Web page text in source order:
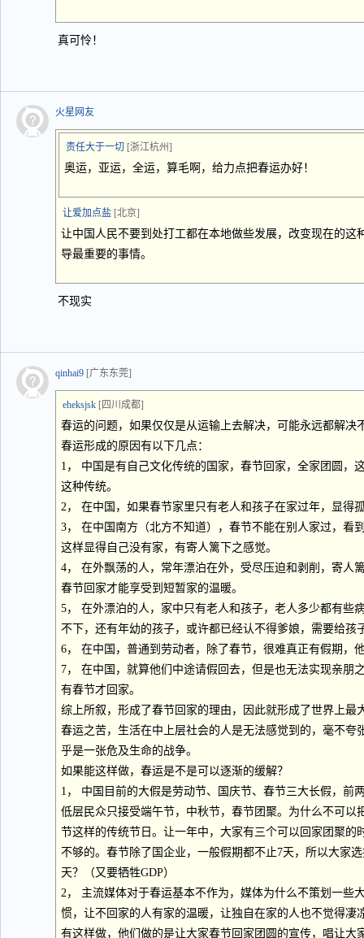
真可怜！
火星网友
责任大于一切 [浙江杭州]
奥运，亚运，全运，算毛啊，给力点把春运办好！
让爱加点盐 [北京]
让中国人民不要到处打工都在本地做些发展，改变现在的这
导最重要的事情。
不现实
qinhai9 [广东东莞]
eheksjsk [四川成都]
春运的问题，如果仅仅是从运输上去解决，可能永远都解决
春运形成的原因有以下几点：
1， 中国是有自己文化传统的国家，春节回家，全家团圆，
这种传统。
2， 在中国，如果春节家里只有老人和孩子在家过年，显得
3， 在中国南方（北方不知道），春节不能在别人家过，看
这样显得自己没有家，有寄人篱下之感觉。
4， 在外飘荡的人，常年漂泊在外，受尽压迫和剥削，寄人
春节回家才能享受到短暂家的温暖。
5， 在外漂泊的人，家中只有老人和孩子，老人多少都有些
不下，还有年幼的孩子，或许都已经认不得爹娘，需要给孩
6， 在中国，普通到劳动者，除了春节，很难真正有假期，
7， 在中国，就算他们中途请假回去，但是也无法实现亲朋
有春节才回家。
综上所叙，形成了春节回家的理由，因此就形成了世界上最
春运之苦，生活在中上层社会的人是无法感觉到的，毫不夸
乎是一张危及生命的战争。
如果能这样做，春运是不是可以逐渐的缓解？
1， 中国目前的大假是劳动节、国庆节、春节三大长假，前
低层民众只接受端午节，中秋节，春节团聚。为什么不可以
节这样的传统节日。让一年中，大家有三个可以回家团聚的
不够的。春节除了国企业，一般假期都不止7天，所以大家
天？（又要牺牲GDP）
2， 主流媒体对于春运基本不作为，媒体为什么不策划一些
惯，让不回家的人有家的温暖，让独自在家的人也不觉得凄
有这样做，他们做的是让大家春节回家团圆的宣传，唱让大